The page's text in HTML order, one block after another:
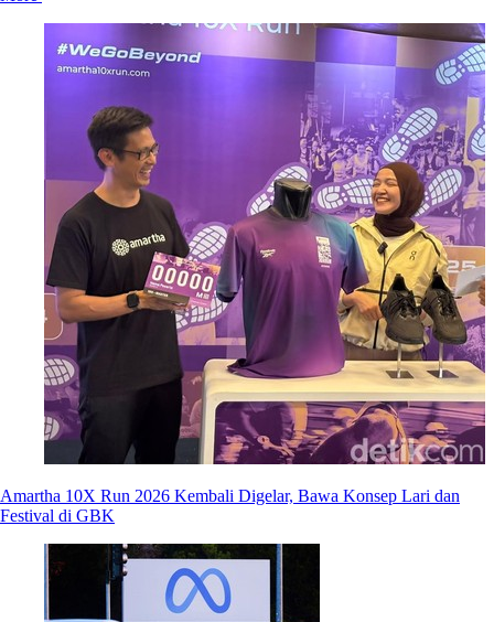
Amartha 10X Run 2026 Kembali Digelar, Bawa Konsep Lari dan
Festival di GBK